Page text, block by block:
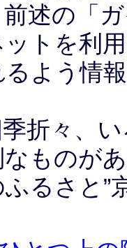
述の「
トを利
よう情
折々、
ものが
るさと”